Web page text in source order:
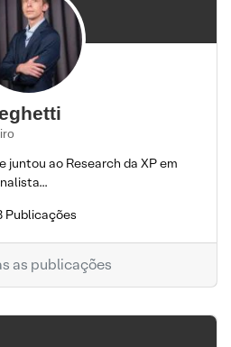
ao Research da XP em
Publicações
as publicações